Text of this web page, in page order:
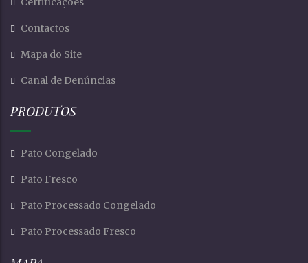
Contactos
Mapa do Site
Canal de Denúncias
PRODUTOS
Pato Congelado
Pato Fresco
Pato Processado Congelado
Pato Processado Fresco